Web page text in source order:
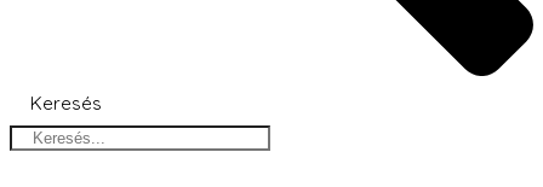
Keresés